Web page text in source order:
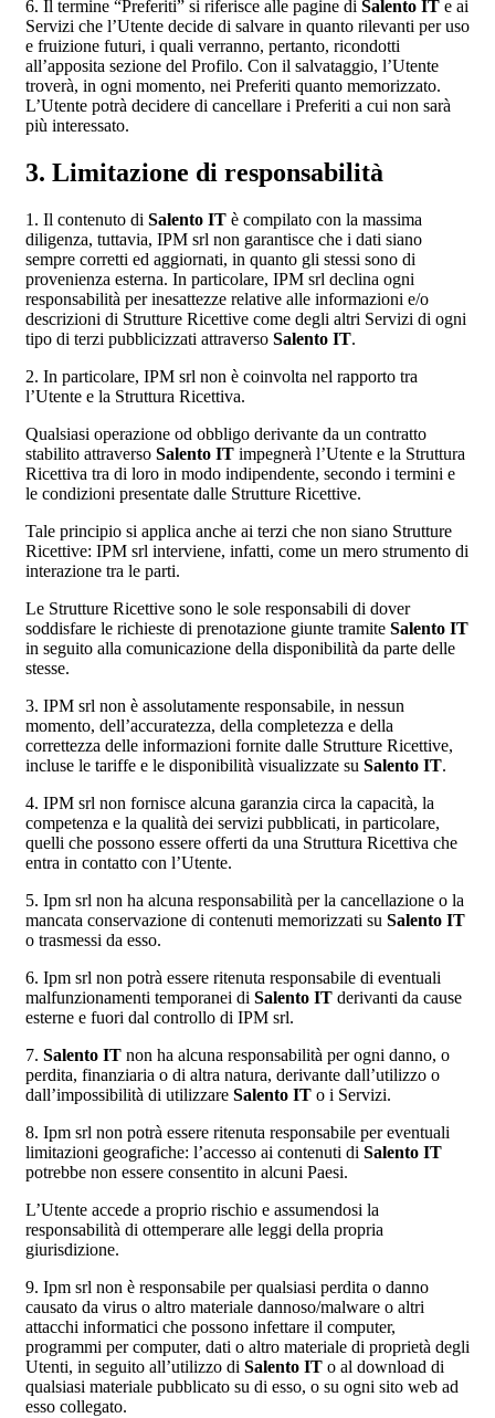
6. Il termine “Preferiti” si riferisce alle pagine di Salento IT e ai
Servizi che l’Utente decide di salvare in quanto rilevanti per uso
e fruizione futuri, i quali verranno, pertanto, ricondotti
all’apposita sezione del Profilo. Con il salvataggio, l’Utente
troverà, in ogni momento, nei Preferiti quanto memorizzato.
L’Utente potrà decidere di cancellare i Preferiti a cui non sarà
più interessato.
3. Limitazione di responsabilità
1. Il contenuto di Salento IT è compilato con la massima
diligenza, tuttavia, IPM srl non garantisce che i dati siano
sempre corretti ed aggiornati, in quanto gli stessi sono di
provenienza esterna. In particolare, IPM srl declina ogni
responsabilità per inesattezze relative alle informazioni e/o
descrizioni di Strutture Ricettive come degli altri Servizi di ogni
tipo di terzi pubblicizzati attraverso Salento IT.
2. In particolare, IPM srl non è coinvolta nel rapporto tra
l’Utente e la Struttura Ricettiva.
Qualsiasi operazione od obbligo derivante da un contratto
stabilito attraverso Salento IT impegnerà l’Utente e la Struttura
Ricettiva tra di loro in modo indipendente, secondo i termini e
le condizioni presentate dalle Strutture Ricettive.
Tale principio si applica anche ai terzi che non siano Strutture
Ricettive: IPM srl interviene, infatti, come un mero strumento di
interazione tra le parti.
Le Strutture Ricettive sono le sole responsabili di dover
soddisfare le richieste di prenotazione giunte tramite Salento IT
in seguito alla comunicazione della disponibilità da parte delle
stesse.
3. IPM srl non è assolutamente responsabile, in nessun
momento, dell’accuratezza, della completezza e della
correttezza delle informazioni fornite dalle Strutture Ricettive,
incluse le tariffe e le disponibilità visualizzate su Salento IT.
4. IPM srl non fornisce alcuna garanzia circa la capacità, la
competenza e la qualità dei servizi pubblicati, in particolare,
quelli che possono essere offerti da una Struttura Ricettiva che
entra in contatto con l’Utente.
5. Ipm srl non ha alcuna responsabilità per la cancellazione o la
mancata conservazione di contenuti memorizzati su Salento IT
o trasmessi da esso.
6. Ipm srl non potrà essere ritenuta responsabile di eventuali
malfunzionamenti temporanei di Salento IT derivanti da cause
esterne e fuori dal controllo di IPM srl.
7. Salento IT non ha alcuna responsabilità per ogni danno, o
perdita, finanziaria o di altra natura, derivante dall’utilizzo o
dall’impossibilità di utilizzare Salento IT o i Servizi.
8. Ipm srl non potrà essere ritenuta responsabile per eventuali
limitazioni geografiche: l’accesso ai contenuti di Salento IT
potrebbe non essere consentito in alcuni Paesi.
L’Utente accede a proprio rischio e assumendosi la
responsabilità di ottemperare alle leggi della propria
giurisdizione.
9. Ipm srl non è responsabile per qualsiasi perdita o danno
causato da virus o altro materiale dannoso/malware o altri
attacchi informatici che possono infettare il computer,
programmi per computer, dati o altro materiale di proprietà degli
Utenti, in seguito all’utilizzo di Salento IT o al download di
qualsiasi materiale pubblicato su di esso, o su ogni sito web ad
esso collegato.